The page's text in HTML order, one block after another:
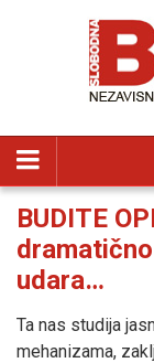
BUDITE
udara…
Ta nas studija
mehanizama,